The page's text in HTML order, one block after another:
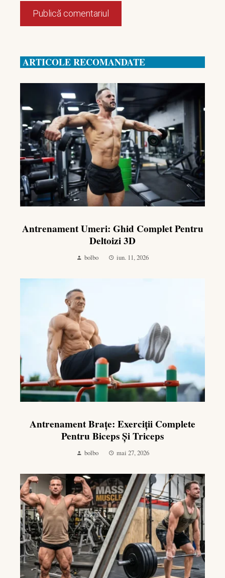
ARTICOLE RECOMANDATE
Antrenament Umeri: Ghid Complet Pentru
Deltoizi 3D
bolbo iun. 11, 2026
Antrenament Brațe: Exerciții Complete
Pentru Biceps Și Triceps
bolbo mai 27, 2026